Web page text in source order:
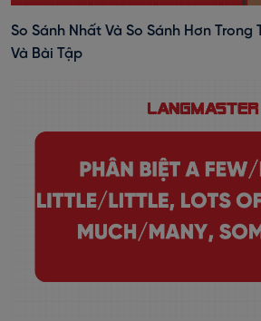
So Sánh Nhất Và So Sánh Hơn Trong
Và Bài Tập